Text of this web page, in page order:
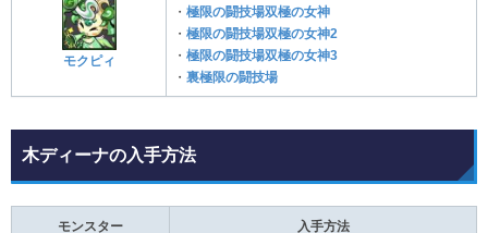
モクピィ
・ 極限の闘技場双極の女神
・ 極限の闘技場双極の女神2
・ 極限の闘技場双極の女神3
・ 裏極限の闘技場
木ディーナの入手方法
モンスター 入手方法